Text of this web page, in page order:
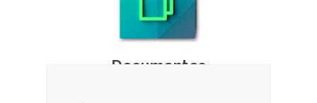
Documentos